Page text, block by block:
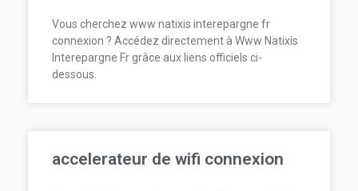
Vous cherchez www natixis interepargne fr
connexion ? Accédez directement à Www Natixis
Interepargne Fr grâce aux liens officiels ci-
dessous.
accelerateur de wifi connexion